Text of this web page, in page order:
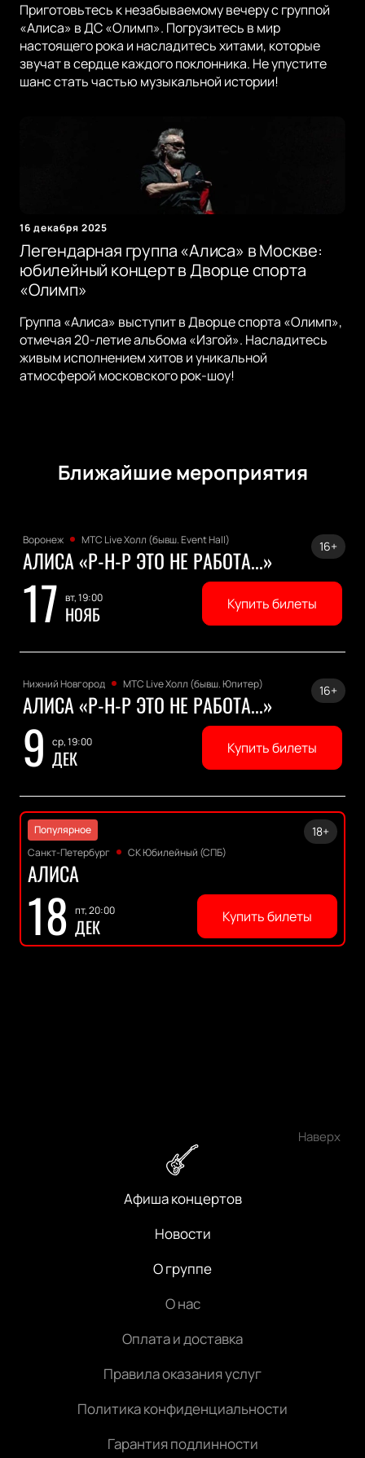
Приготовьтесь к незабываемому вечеру с группой
«Алиса» в ДС «Олимп». Погрузитесь в мир
настоящего рока и насладитесь хитами, которые
звучат в сердце каждого поклонника. Не упустите
шанс стать частью музыкальной истории!
16 декабря 2025
Легендарная группа «Алиса» в Москве:
юбилейный концерт в Дворце спорта
«Олимп»
Группа «Алиса» выступит в Дворце спорта «Олимп»,
отмечая 20-летие альбома «Изгой». Насладитесь
живым исполнением хитов и уникальной
атмосферой московского рок-шоу!
Ближайшие мероприятия
Воронеж МТС Live Холл (бывш. Event Hall)
АЛИСА «Р-Н-Р ЭТО НЕ РАБОТА...»
17 вт, 19:00
НОЯБ
16+
Купить билеты
Нижний Новгород МТС Live Холл (бывш. Юпитер)
АЛИСА «Р-Н-Р ЭТО НЕ РАБОТА...»
9 ср, 19:00
ДЕК
16+
Купить билеты
Популярное
Санкт-Петербург
СК Юбилейный (СПБ)
АЛИСА
18 пт, 20:00
ДЕК
18+
Купить билеты
Наверх
Афиша концертов
Новости
О группе
О нас
Оплата и доставка
Правила оказания услуг
Политика конфиденциальности
Гарантия подлинности